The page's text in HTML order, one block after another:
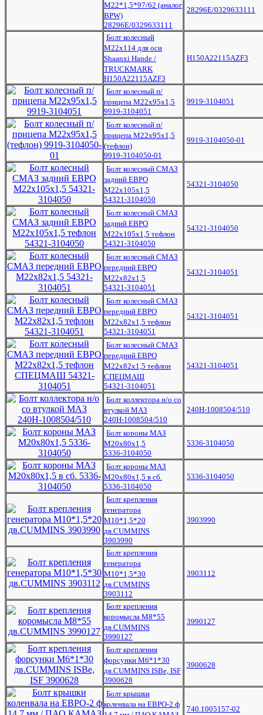
М22*1,5*97/62 (аналог
BPW)
28296E/0329633111
28296E/0329633111
Болт колесный
М22х114 для оси
Shaanxi Hande /
TRUCKMARK
H150A22115AZF3
H150A22115AZF3
Болт колесный п/
прицепа М22х95х1,5
9919-3104051
9919-3104051
Болт колесный п/
прицепа М22х95х1,5
(тефлон)
9919-3104050-01
9919-3104050-01
Болт колесный СМАЗ
задний ЕВРО
М22x105x1,5
54321-3104050
54321-3104050
Болт колесный СМАЗ
задний ЕВРО
М22х105х1,5 тефлон
54321-3104050
54321-3104050
Болт колесный СМАЗ
передний ЕВРО
М22х82х1,5
54321-3104051
54321-3104051
Болт колесный СМАЗ
передний ЕВРО
М22х82х1,5 тефлон
54321-3104051
54321-3104051
Болт колесный СМАЗ
передний ЕВРО
М22х82х1,5 тефлон
СПЕЦМАШ
54321-3104051
54321-3104051
Болт коллектора н/о со
втулкой МАЗ
240Н-1008504/510
240Н-1008504/510
Болт короны МАЗ
М20х80х1,5
5336-3104050
5336-3104050
Болт короны МАЗ
М20х80х1,5 в сб.
5336-3104050
5336-3104050
Болт крепления
генератора
М10*1,5*20
дв.CUMMINS
3903990
3903990
Болт крепления
генератора
М10*1,5*30
дв.CUMMINS
3903112
3903112
Болт крепления
коромысла М8*55
дв.CUMMINS
3990127
3990127
Болт крепления
форсунки M6*1*30
дв.CUMMINS ISBe, ISF
3900628
3900628
Болт крышки
коленвала на ЕВРО-2 ф
740.1005157-02